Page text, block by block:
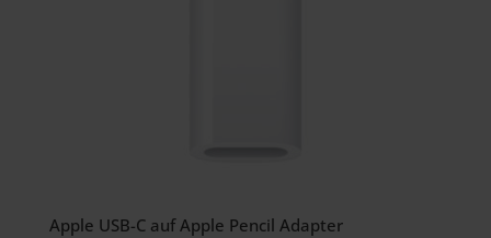
Apple USB-C auf Apple Pencil Adapter